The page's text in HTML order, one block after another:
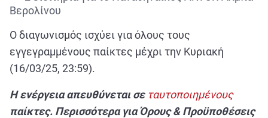
Βερολίνου
Ο διαγωνισμός ισχύει για όλους τους
εγγεγραμμένους παίκτες μέχρι την Κυριακή
(16/03/25, 23:59).
Η ενέργεια απευθύνεται σε ταυτοποιημένους
παίκτες. Περισσότερα για Όρους & Προϋποθέσεις